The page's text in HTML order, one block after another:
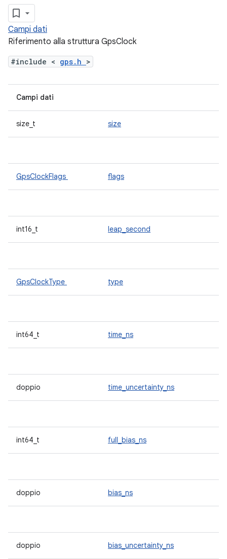
Campi dati
Riferimento alla struttura GpsClock
#include < gps.h >
Campi dati
size_t size
GpsClockFlags flags
int16_t leap_second
GpsClockType type
int64_t time_ns
doppio time_uncertainty_ns
int64_t full_bias_ns
doppio bias_ns
doppio bias_uncertainty_ns